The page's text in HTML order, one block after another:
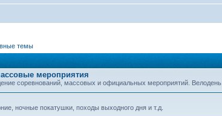
темы
мероприятия
соревнований, массовых и официальных мероприятий. Велодень.
ночные покатушки, походы выходного дня и т.д.